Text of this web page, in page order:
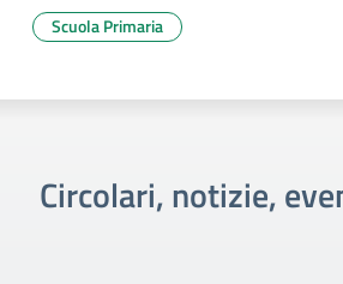
Scuola Primaria
Circolari, notizie,